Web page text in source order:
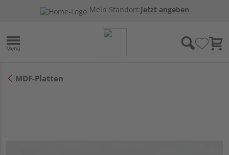
Mein Standort:Jetzt angeben
MDF-Platten